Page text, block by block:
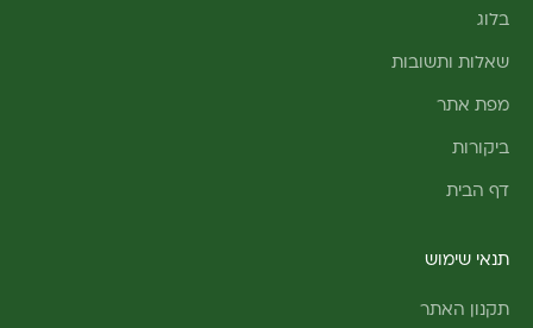
בלוג
שאלות ותשובות
מפת אתר
ביקורות
דף הבית
תנאי שימוש
תקנון האתר